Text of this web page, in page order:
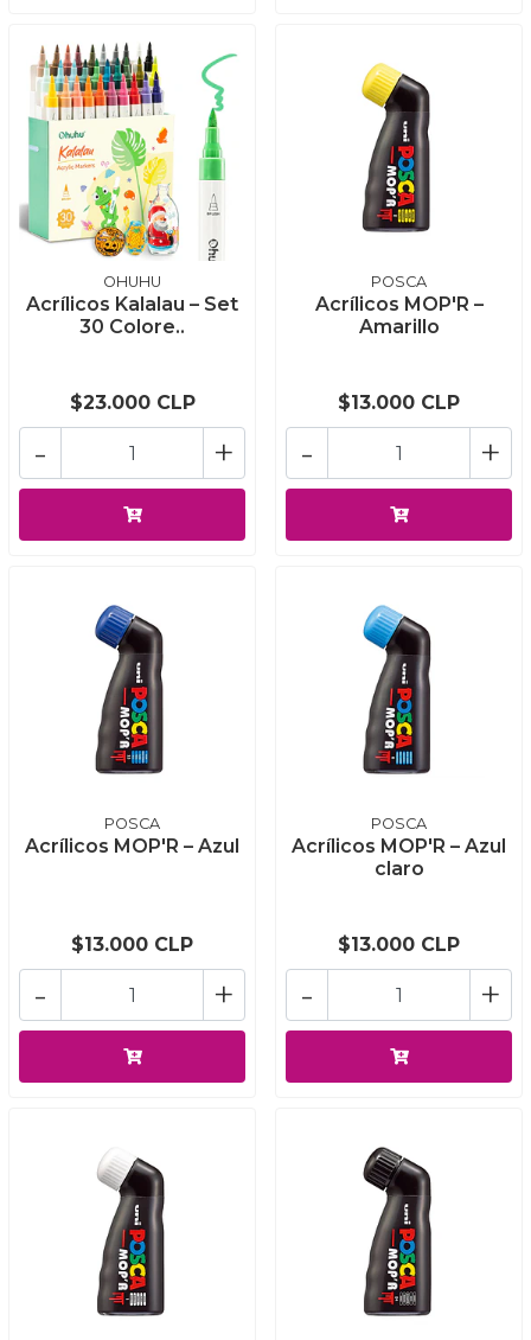
OHUHU
Acrílicos Kalalau – Set
30 Colore..
$23.000 CLP
+
-
POSCA
Acrílicos MOP'R –
Amarillo
$13.000 CLP
+
-
POSCA
Acrílicos MOP'R – Azul
$13.000 CLP
+
-
POSCA
Acrílicos MOP'R – Azul
claro
$13.000 CLP
+
-